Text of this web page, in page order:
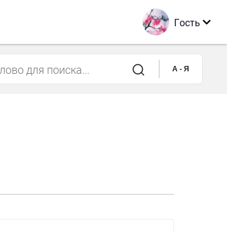
Гость
A - Я